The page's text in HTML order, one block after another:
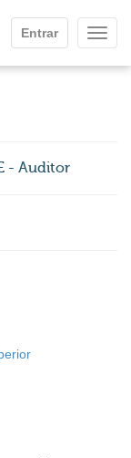
Entrar
- Auditor